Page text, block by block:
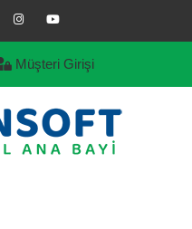
Müşteri Girişi